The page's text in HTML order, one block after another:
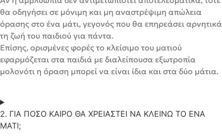
θα οδηγήσει σε μόνιμη και μη αναστρέψιμη απώλεια
όρασης στο ένα μάτι, γεγονός που θα επηρεάσει αρνητικά
τη ζωή του παιδιού για πάντα.
Επίσης, ορισμένες φορές το κλείσιμο του ματιού
εφαρμόζεται στα παιδιά με διαλείπουσα εξωτροπία
μολονότι η όραση μπορεί να είναι ίδια και στα δύο μάτια.
2. ΓΙΑ ΠΟΣΟ ΚΑΙΡΟ ΘΑ ΧΡΕΙΑΣΤΕΙ ΝΑ ΚΛΕΙΝΩ ΤΟ ΕΝΑ
ΜΑΤΙ;